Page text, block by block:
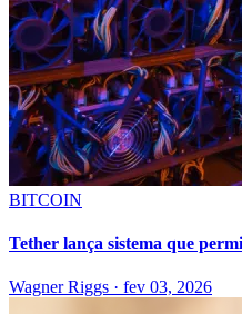
BITCOIN
Tether lança sistema que
Wagner Riggs · fev 03, 2026